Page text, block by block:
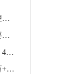
留学日本：申请东北大学理工类硕士课程大多要求先获得教授内诺
英国留学生：作业经常需要熬夜完成
港校内地生申请数量激增！40人抢1学位？
毕业季自救指南！起薪30万+ 不愧是00后都偏爱的留学国家TOP1